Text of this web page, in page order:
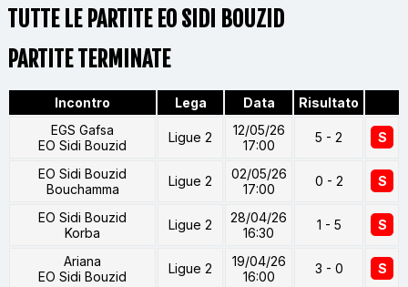
TUTTE LE PARTITE EO SIDI BOUZID
PARTITE TERMINATE
Incontro Lega Data
Risultato
EGS Gafsa
EO Sidi Bouzid
Ligue 2
12/05/26
17:00
5 - 2 S
EO Sidi Bouzid
Bouchamma
Ligue 2
02/05/26
17:00
0 - 2 S
EO Sidi Bouzid
Korba
Ligue 2
28/04/26
16:30
1 - 5 S
Ariana
EO Sidi Bouzid
Ligue 2
19/04/26
16:00
3 - 0 S